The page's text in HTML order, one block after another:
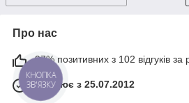
Про нас
97% позитивних з 102 відгуків за
Працює з 25.07.2012
КНОПКА
ЗВ'ЯЗКУ